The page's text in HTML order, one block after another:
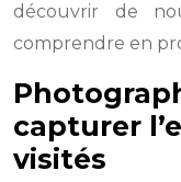
découvrir de
comprendre en
capturer
visités